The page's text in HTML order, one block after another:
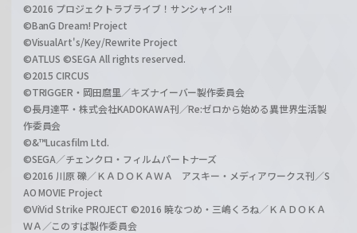
©2016 プロジェクトラブライブ！サンシャイン!!
©BanG Dream! Project
©VisualArt's/Key/Rewrite Project
©ATLUS ©SEGA All rights reserved.
©2015 CIRCUS
©TRIGGER・岡田麿里／キズナイーバー製作委員会
©長月達平・株式会社KADOKAWA刊／Re:ゼロから始める異世界生活製
作委員会
©&™Lucasfilm Ltd.
©SEGA／チェンクロ・フィルムパートナーズ
©2016 川原 礫／ＫＡＤＯＫＡＷＡ アスキー・メディアワークス刊／S
AO MOVIE Project
©ViVid Strike PROJECT ©2016 暁なつめ・三嶋くろね／ＫＡＤＯＫＡ
ＷＡ／このすば製作委員会